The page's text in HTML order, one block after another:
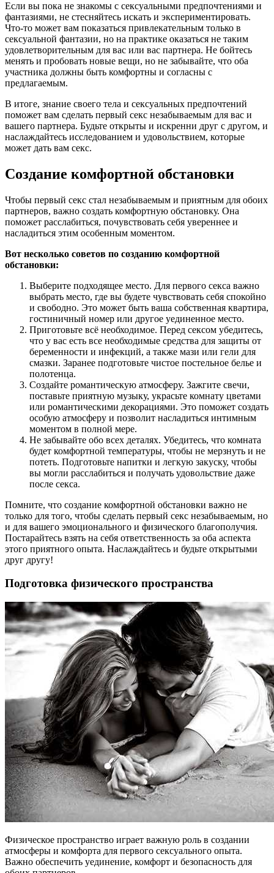
Если вы пока не знакомы с сексуальными предпочтениями и
фантазиями, не стесняйтесь искать и экспериментировать.
Что-то может вам показаться привлекательным только в
сексуальной фантазии, но на практике оказаться не таким
удовлетворительным для вас или вас партнера. Не бойтесь
менять и пробовать новые вещи, но не забывайте, что оба
участника должны быть комфортны и согласны с
предлагаемым.
В итоге, знание своего тела и сексуальных предпочтений
поможет вам сделать первый секс незабываемым для вас и
вашего партнера. Будьте открыты и искренни друг с другом, и
наслаждайтесь исследованием и удовольствием, которые
может дать вам секс.
Создание комфортной обстановки
Чтобы первый секс стал незабываемым и приятным для обоих
партнеров, важно создать комфортную обстановку. Она
поможет расслабиться, почувствовать себя увереннее и
насладиться этим особенным моментом.
Вот несколько советов по созданию комфортной
обстановки:
Выберите подходящее место. Для первого секса важно
выбрать место, где вы будете чувствовать себя спокойно
и свободно. Это может быть ваша собственная квартира,
гостиничный номер или другое уединенное место.
Приготовьте всё необходимое. Перед сексом убедитесь,
что у вас есть все необходимые средства для защиты от
беременности и инфекций, а также мази или гели для
смазки. Заранее подготовьте чистое постельное белье и
полотенца.
Создайте романтическую атмосферу. Зажгите свечи,
поставьте приятную музыку, украсьте комнату цветами
или романтическими декорациями. Это поможет создать
особую атмосферу и позволит насладиться интимным
моментом в полной мере.
Не забывайте обо всех деталях. Убедитесь, что комната
будет комфортной температуры, чтобы не мерзнуть и не
потеть. Подготовьте напитки и легкую закуску, чтобы
вы могли расслабиться и получать удовольствие даже
после секса.
Помните, что создание комфортной обстановки важно не
только для того, чтобы сделать первый секс незабываемым, но
и для вашего эмоционального и физического благополучия.
Постарайтесь взять на себя ответственность за оба аспекта
этого приятного опыта. Наслаждайтесь и будьте открытыми
друг другу!
Подготовка физического пространства
Физическое пространство играет важную роль в создании
атмосферы и комфорта для первого сексуального опыта.
Важно обеспечить уединение, комфорт и безопасность для